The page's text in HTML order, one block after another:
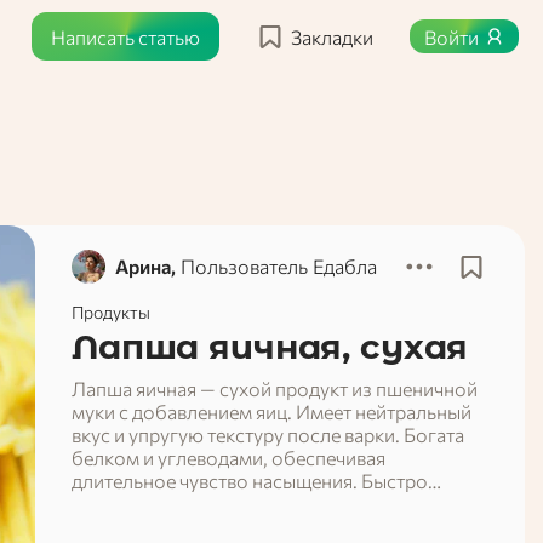
Написать статью Закладки Войти
Арина, Пользователь Едабла
Продукты
Лапша яичная, сухая
Лапша яичная — сухой продукт из пшеничной
муки с добавлением яиц. Имеет нейтральный
вкус и упругую текстуру после варки. Богата
белком и углеводами, обеспечивая
длительное чувство насыщения. Быстро